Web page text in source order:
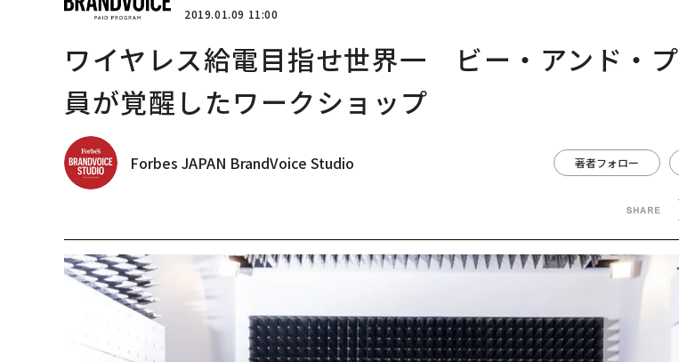
2019.01.09 11:00
ワイヤレス給電目指せ世界一 ビー・アンド・
員が覚醒したワークショップ
Forbes JAPAN BrandVoice Studio 著者フォロー